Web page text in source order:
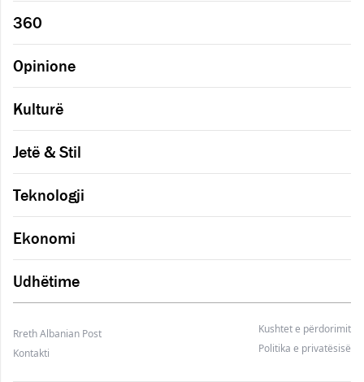
360
Opinione
Kulturë
Jetë & Stil
Teknologji
Ekonomi
Udhëtime
Rreth Albanian Post
Kushtet e përdorimit
Kontakti
Politika e privatësisë